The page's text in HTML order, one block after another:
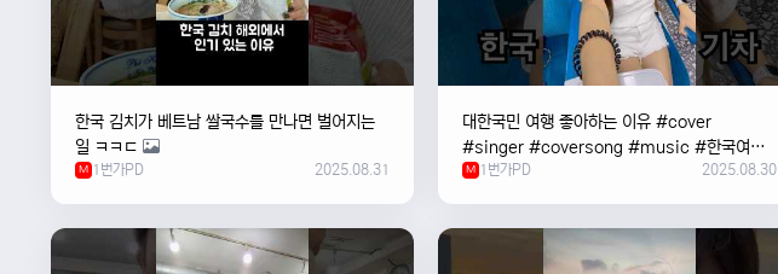
한국 김치가 베트남 쌀국수를 만나면 벌어지는
일 ㅋㅋㄷ
M 1번가PD 2025.08.31
대한국민 여행 좋아하는 이유 #cover
#singer #coversong #music #한국여행
#한국
M 1번가PD 2025.08.30